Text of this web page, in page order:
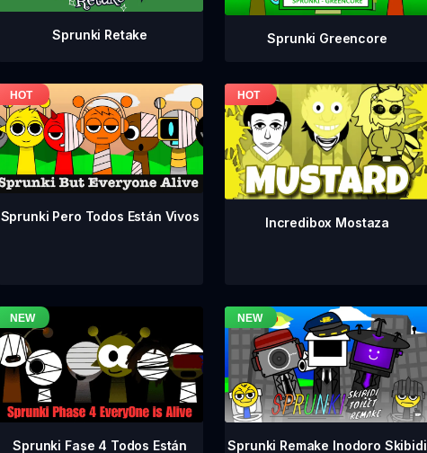
Sprunki Retake Sprunki Greencore
Sprunki Pero Todos Están Vivos Incredibox Mostaza
Sprunki Fase 4 Todos Están
Sprunki Remake Inodoro Skibidi